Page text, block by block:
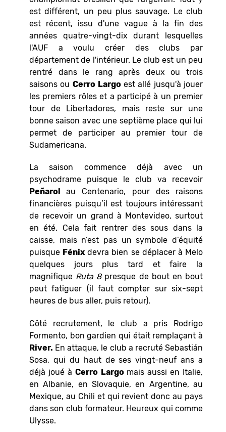
est différent, un peu plus sauvage. Le club
est récent, issu d'une vague à la fin des
années quatre-vingt-dix durant lesquelles
l'AUF a voulu créer des clubs par
département de l'intérieur. Le club est un peu
rentré dans le rang après deux ou trois
saisons ou Cerro Largoest allé jusqu'à jouer
les premiers rôles et a participé à un premier
tour de Libertadores, mais reste sur une
bonne saison avec une septième place qui lui
permet de participer au premier tour de
Sudamericana.
La saison commence déjà avec un
psychodrame puisque le club va recevoir
Peñarolau Centenario, pour des raisons
financières puisqu’il est toujours intéressant
de recevoir un grand à Montevideo, surtout
en été. Cela fait rentrer des sous dans la
caisse, mais n’est pas un symbole d’équité
puisque Fénixdevra bien se déplacer à Melo
quelques jours plus tard et faire la
magnifique Ruta 8presque de bout en bout
peut fatiguer (il faut compter sur six-sept
heures de bus aller, puis retour).
Côté recrutement, le club a pris Rodrigo
Formento, bon gardien qui était remplaçant à
River. En attaque, le club a recruté Sebastián
Sosa, qui du haut de ses vingt-neuf ans a
déjà joué àCerro Largo mais aussi en Italie,
en Albanie, en Slovaquie, en Argentine, au
Mexique, au Chili et qui revient donc au pays
dans son club formateur. Heureux qui comme
Ulysse.